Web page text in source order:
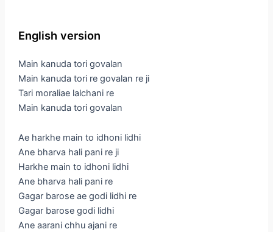
English version
Main kanuda tori govalan
Main kanuda tori re govalan re ji
Tari moraliae lalchani re
Main kanuda tori govalan
Ae harkhe main to idhoni lidhi
Ane bharva hali pani re ji
Harkhe main to idhoni lidhi
Ane bharva hali pani re
Gagar barose ae godi lidhi re
Gagar barose godi lidhi
Ane aarani chhu ajani re